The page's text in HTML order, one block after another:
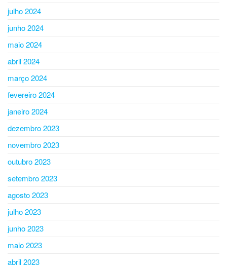
julho 2024
junho 2024
maio 2024
abril 2024
março 2024
fevereiro 2024
janeiro 2024
dezembro 2023
novembro 2023
outubro 2023
setembro 2023
agosto 2023
julho 2023
junho 2023
maio 2023
abril 2023